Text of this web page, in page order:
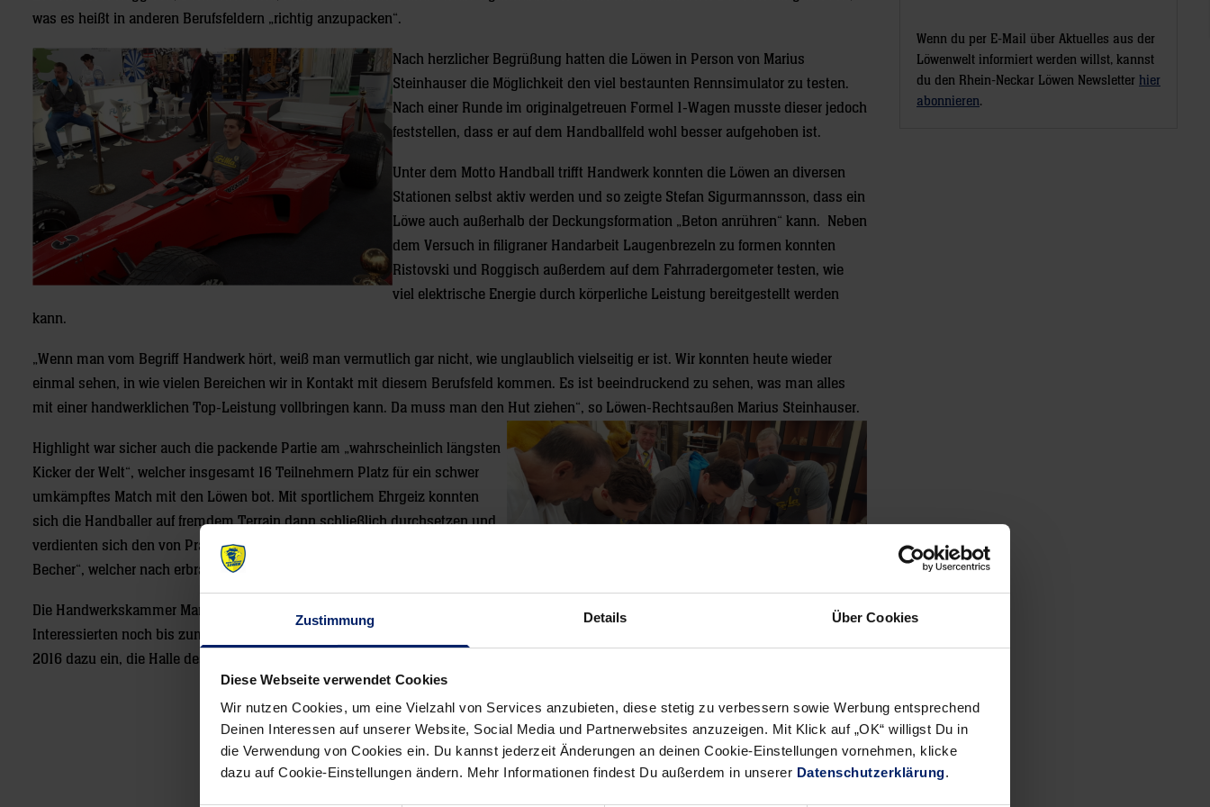
Zustimmung Details Über Cookies
Diese Webseite verwendet Cookies
Wir nutzen Cookies, um eine Vielzahl von Services anzubieten, diese stetig zu verbessern sowie Werbung entsprechend
Deinen Interessen auf unserer Website, Social Media und Partnerwebsites anzuzeigen. Mit Klick auf „OK“ willigst Du in
die Verwendung von Cookies ein. Du kannst jederzeit Änderungen an deinen Cookie-Einstellungen vornehmen, klicke
dazu auf Cookie-Einstellungen ändern. Mehr Informationen findest Du außerdem in unserer Datenschutzerklärung.
was es heißt in anderen Berufsfeldern „richtig anzupacken“.
Nach herzlicher Begrüßung hatten die Löwen in Person von Marius
Steinhauser die Möglichkeit den viel bestaunten Rennsimulator zu testen.
Nach einer Runde im originalgetreuen Formel 1-Wagen musste dieser jedoch
feststellen, dass er auf dem Handballfeld wohl besser aufgehoben ist.
Unter dem Motto Handball trifft Handwerk konnten die Löwen an diversen
Stationen selbst aktiv werden und so zeigte Stefan Sigurmannsson, dass ein
Löwe auch außerhalb der Deckungsformation „Beton anrühren“ kann. Neben
dem Versuch in filigraner Handarbeit Laugenbrezeln zu formen konnten
Ristovski und Roggisch außerdem auf dem Fahrradergometer testen, wie
viel elektrische Energie durch körperliche Leistung bereitgestellt werden
kann.
„Wenn man vom Begriff Handwerk hört, weiß man vermutlich gar nicht, wie unglaublich vielseitig er ist. Wir konnten heute wieder
einmal sehen, in wie vielen Bereichen wir in Kontakt mit diesem Berufsfeld kommen. Es ist beeindruckend zu sehen, was man alles
mit einer handwerklichen Top-Leistung vollbringen kann. Da muss man den Hut ziehen“, so Löwen-Rechtsaußen Marius Steinhauser.
Highlight war sicher auch die packende Partie am „wahrscheinlich längsten
Kicker der Welt“, welcher insgesamt 16 Teilnehmern Platz für ein schwer
umkämpftes Match mit den Löwen bot. Mit sportlichem Ehrgeiz konnten
sich die Handballer auf fremdem Terrain dann schließlich durchsetzen und
verdienten sich den von Präsident Alois Jöst versprochenen „Mai-Markt
Becher“, welcher nach erbrachter Leistung sichtlich zu schmecken schien.
Die Handwerkskammer Mannheim Rhein-Neckar-Odenwald lädt alle
Interessierten noch bis zum Ende des Mannheimer Maimarkts am 10. Mai
2016 dazu ein, die Halle des Handwerks (Nr.28) zu besuchen und ihre Innungen und Tätigkeitsfelder kennenzulernen.
Wenn du per E-Mail über Aktuelles aus der
Löwenwelt informiert werden willst, kannst
du den Rhein-Neckar Löwen Newsletter hier
abonnieren.
previous
News:
Löwen
Alle News anzeigen
newst
News:
Die